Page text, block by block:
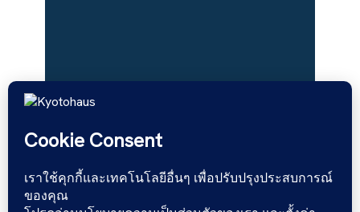
เดิร์น ผลิตจากโรงงานที่มี
ประสบการณ์​กว่า 15 ปี จำหน่าย